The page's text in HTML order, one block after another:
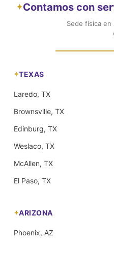
✦Contamos con
Sede física
TEXAS
Laredo, TX
Brownsville, TX
Edinburg, TX
Weslaco, TX
McAllen, TX
El Paso, TX
ARIZONA
Phoenix, AZ